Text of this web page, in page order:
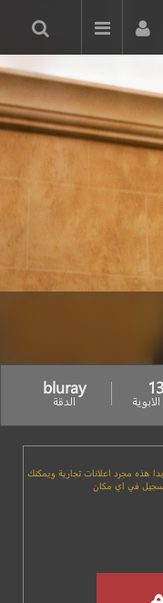
الابوية
bluray
الدقة
هذه مجرد اعلانات تجارية ويمكنك
في اي مكان